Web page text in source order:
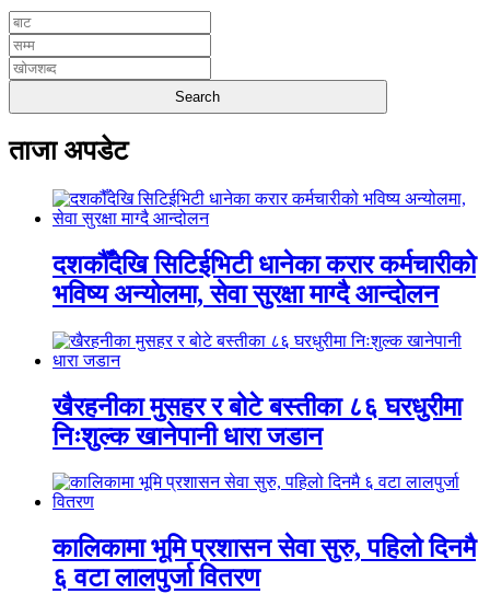
ताजा अपडेट
दशकौँदेखि सिटिईभिटी धानेका करार कर्मचारीको
भविष्य अन्योलमा, सेवा सुरक्षा माग्दै आन्दोलन
खैरहनीका मुसहर र बोटे बस्तीका ८६ घरधुरीमा
निःशुल्क खानेपानी धारा जडान
कालिकामा भूमि प्रशासन सेवा सुरु, पहिलो दिनमै
६ वटा लालपुर्जा वितरण